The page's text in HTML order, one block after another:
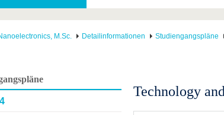
Wissenschaftlicher
Nachwuchs
Nach dem Studium
M.Sc. Detailinformationen Studiengangspläne
Technology